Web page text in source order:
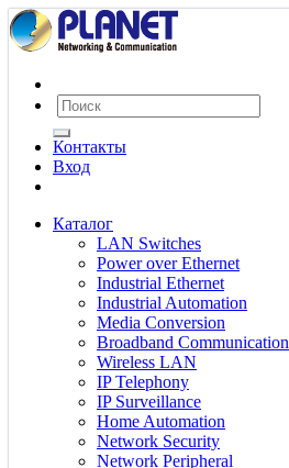
Контакты
Вход
Каталог
LAN Switches
Power over Ethernet
Industrial Ethernet
Industrial Automation
Media Conversion
Broadband Communication
Wireless LAN
IP Telephony
IP Surveillance
Home Automation
Network Security
Network Peripheral